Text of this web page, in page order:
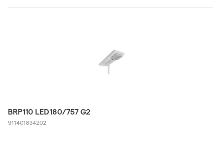
BRP110 LED180/757 G2
911401834202